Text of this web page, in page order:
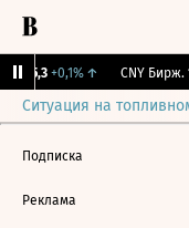
115,3 +0,1%↑ CNY Бирж.
Ситуация на
Подписка
Реклама